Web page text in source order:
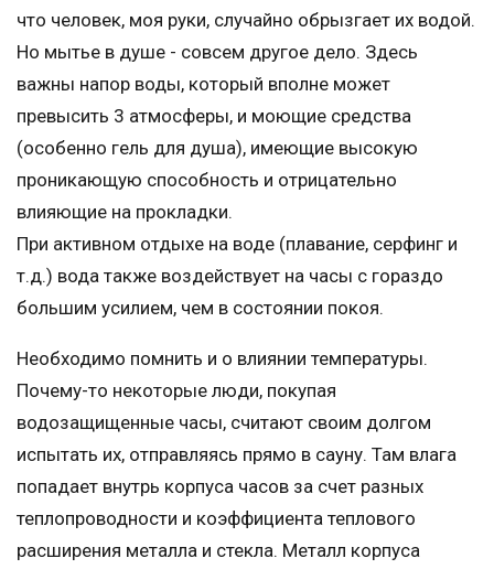
что человек, моя руки, случайно обрызгает их водой.
Но мытье в душе - совсем другое дело. Здесь
важны напор воды, который вполне может
превысить 3 атмосферы, и моющие средства
(особенно гель для душа), имеющие высокую
проникающую способность и отрицательно
влияющие на прокладки.
При активном отдыхе на воде (плавание, серфинг и
т.д.) вода также воздействует на часы с гораздо
большим усилием, чем в состоянии покоя.
Необходимо помнить и о влиянии температуры.
Почему-то некоторые люди, покупая
водозащищенные часы, считают своим долгом
испытать их, отправляясь прямо в сауну. Там влага
попадает внутрь корпуса часов за счет разных
теплопроводности и коэффициента теплового
расширения металла и стекла. Металл корпуса